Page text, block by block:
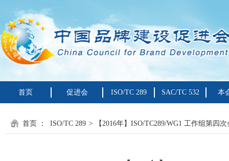
首页 促进会 ISO/TC 289 SAC/TC 532 本
首页 ： ISO/TC 289 > 【2016年】ISO/TC289/WG1 工作组第四